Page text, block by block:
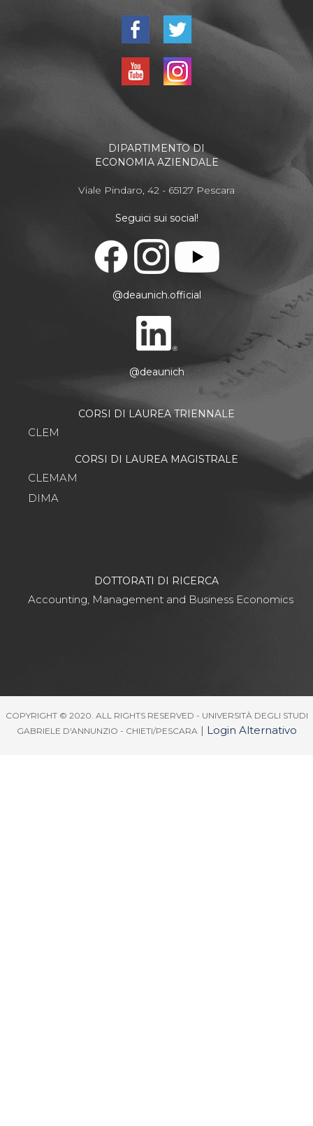
DIPARTIMENTO DI
ECONOMIA AZIENDALE
Viale Pindaro, 42 - 65127 Pescara
Seguici sui social!
@deaunich.official
@deaunich
CORSI DI LAUREA TRIENNALE
CLEM
CORSI DI LAUREA MAGISTRALE
CLEMAM
DIMA
DOTTORATI DI RICERCA
Accounting, Management and Business Economics
COPYRIGHT © 2020. ALL RIGHTS RESERVED - UNIVERSITÀ DEGLI STUDI
GABRIELE D'ANNUNZIO - CHIETI/PESCARA| Login Alternativo